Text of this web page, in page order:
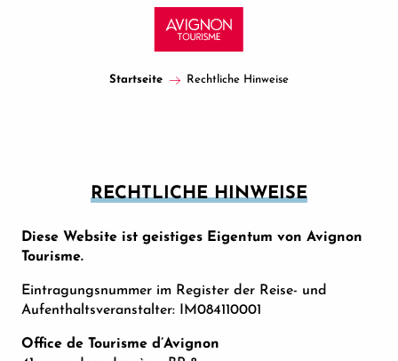
Startseite Rechtliche Hinweise
RECHTLICHE HINWEISE
Diese Website ist geistiges Eigentum von Avignon
Tourisme.
Eintragungsnummer im Register der Reise- und
Aufenthaltsveranstalter: IM084110001
Office de Tourisme d’Avignon